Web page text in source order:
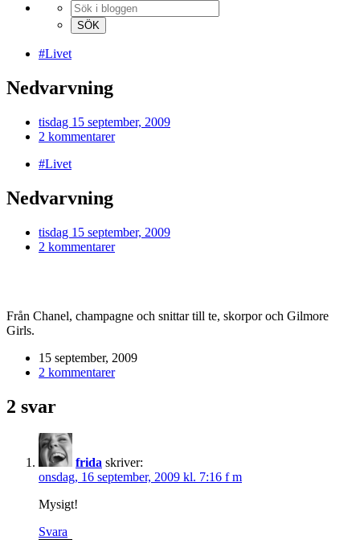
#Livet
Nedvarvning
tisdag 15 september, 2009
2 kommentarer
#Livet
Nedvarvning
tisdag 15 september, 2009
2 kommentarer
Från Chanel, champagne och snittar till te, skorpor och Gilmore
Girls.
15 september, 2009
2 kommentarer
2 svar
frida skriver:
onsdag, 16 september, 2009 kl. 7:16 f m
Mysigt!
Svara